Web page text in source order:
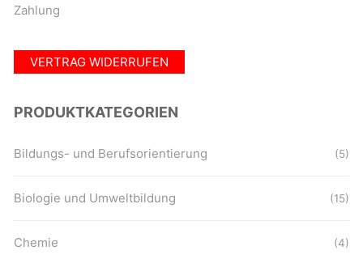
Zahlung
VERTRAG WIDERRUFEN
PRODUKTKATEGORIEN
Bildungs- und Berufsorientierung (5)
Biologie und Umweltbildung (15)
Chemie (4)